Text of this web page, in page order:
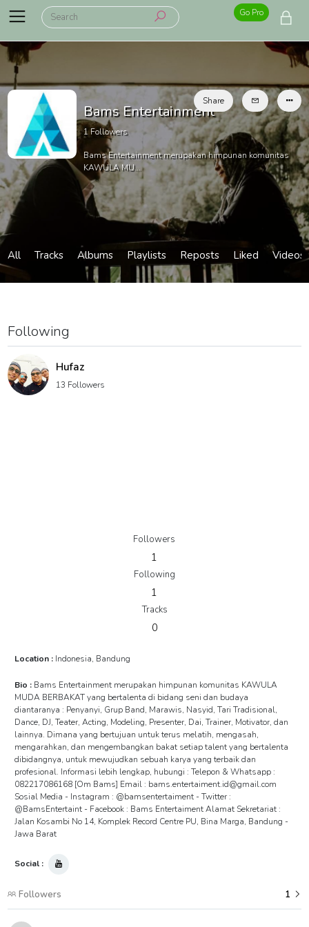
Go Pro
Bams Entertainment
1Followers
Bams Entertainment merupakan himpunan komunitas
KAWULA MU...
Share
All Tracks Albums Playlists Reposts Liked Videos
Following
Hufaz
13 Followers
Followers
1
Following
1
Tracks
0
Location : Indonesia, Bandung
Bio : Bams Entertainment merupakan himpunan komunitas KAWULA
MUDA BERBAKAT yang bertalenta di bidang seni dan budaya
diantaranya : Penyanyi, Grup Band, Marawis, Nasyid, Tari Tradisional,
Dance, DJ, Teater, Acting, Modeling, Presenter, Dai, Trainer, Motivator, dan
lainnya. Dimana yang bertujuan untuk terus melatih, mengasah,
mengarahkan, dan mengembangkan bakat setiap talent yang bertalenta
dibidangnya, untuk mewujudkan sebuah karya yang terbaik dan
profesional. Informasi lebih lengkap, hubungi : Telepon & Whatsapp :
082217086168 [Om Bams] Email : bams.entertaiment.id@gmail.com
Sosial Media - Instagram : @bamsentertaiment - Twitter :
@BamsEntertaint - Facebook : Bams Entertaiment Alamat Sekretariat :
Jalan Kosambi No 14, Komplek Record Centre PU, Bina Marga, Bandung -
Jawa Barat
Social :
Followers 1